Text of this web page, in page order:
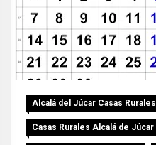
Alcalá del Júcar Casas Rurales
Casas Rurales Alcalá de Júcar